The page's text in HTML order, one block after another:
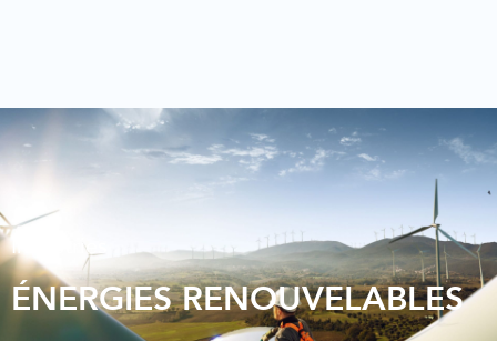
Industries
ÉNERGIES RENOUVELABLES